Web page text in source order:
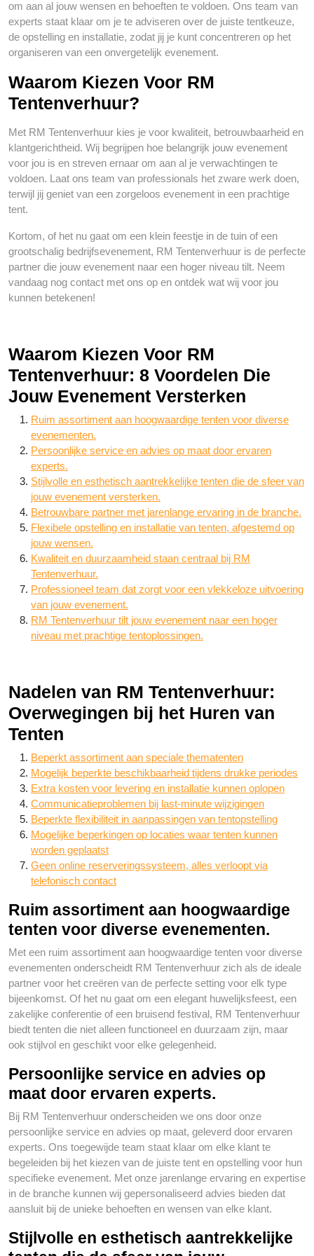
om aan al jouw wensen en behoeften te voldoen. Ons team van
experts staat klaar om je te adviseren over de juiste tentkeuze,
de opstelling en installatie, zodat jij je kunt concentreren op het
organiseren van een onvergetelijk evenement.
Waarom Kiezen Voor RM
Tentenverhuur?
Met RM Tentenverhuur kies je voor kwaliteit, betrouwbaarheid en
klantgerichtheid. Wij begrijpen hoe belangrijk jouw evenement
voor jou is en streven ernaar om aan al je verwachtingen te
voldoen. Laat ons team van professionals het zware werk doen,
terwijl jij geniet van een zorgeloos evenement in een prachtige
tent.
Kortom, of het nu gaat om een klein feestje in de tuin of een
grootschalig bedrijfsevenement, RM Tentenverhuur is de perfecte
partner die jouw evenement naar een hoger niveau tilt. Neem
vandaag nog contact met ons op en ontdek wat wij voor jou
kunnen betekenen!
Waarom Kiezen Voor RM
Tentenverhuur: 8 Voordelen Die
Jouw Evenement Versterken
Ruim assortiment aan hoogwaardige tenten voor diverse
evenementen.
Persoonlijke service en advies op maat door ervaren
experts.
Stijlvolle en esthetisch aantrekkelijke tenten die de sfeer van
jouw evenement versterken.
Betrouwbare partner met jarenlange ervaring in de branche.
Flexibele opstelling en installatie van tenten, afgestemd op
jouw wensen.
Kwaliteit en duurzaamheid staan centraal bij RM
Tentenverhuur.
Professioneel team dat zorgt voor een vlekkeloze uitvoering
van jouw evenement.
RM Tentenverhuur tilt jouw evenement naar een hoger
niveau met prachtige tentoplossingen.
Nadelen van RM Tentenverhuur:
Overwegingen bij het Huren van
Tenten
Beperkt assortiment aan speciale thematenten
Mogelijk beperkte beschikbaarheid tijdens drukke periodes
Extra kosten voor levering en installatie kunnen oplopen
Communicatieproblemen bij last-minute wijzigingen
Beperkte flexibiliteit in aanpassingen van tentopstelling
Mogelijke beperkingen op locaties waar tenten kunnen
worden geplaatst
Geen online reserveringssysteem, alles verloopt via
telefonisch contact
Ruim assortiment aan hoogwaardige
tenten voor diverse evenementen.
Met een ruim assortiment aan hoogwaardige tenten voor diverse
evenementen onderscheidt RM Tentenverhuur zich als de ideale
partner voor het creëren van de perfecte setting voor elk type
bijeenkomst. Of het nu gaat om een elegant huwelijksfeest, een
zakelijke conferentie of een bruisend festival, RM Tentenverhuur
biedt tenten die niet alleen functioneel en duurzaam zijn, maar
ook stijlvol en geschikt voor elke gelegenheid.
Persoonlijke service en advies op
maat door ervaren experts.
Bij RM Tentenverhuur onderscheiden we ons door onze
persoonlijke service en advies op maat, geleverd door ervaren
experts. Ons toegewijde team staat klaar om elke klant te
begeleiden bij het kiezen van de juiste tent en opstelling voor hun
specifieke evenement. Met onze jarenlange ervaring en expertise
in de branche kunnen wij gepersonaliseerd advies bieden dat
aansluit bij de unieke behoeften en wensen van elke klant.
Stijlvolle en esthetisch aantrekkelijke